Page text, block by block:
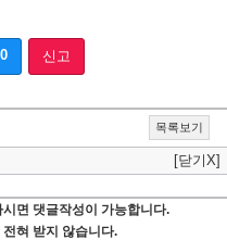
0 신고
목록보기
[닫기X]
시면 댓글작성이 가능합니다.
혀 받지 않습니다.